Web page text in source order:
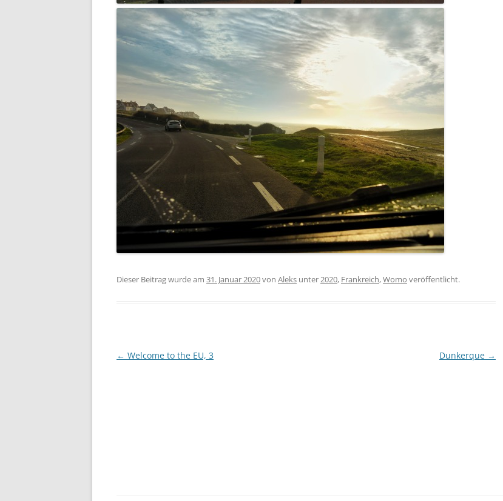
Dieser Beitrag wurde am 31. Januar 2020von Aleks unter2020, Frankreich,Womo veröffentlicht.
Beitragsnavigation
← Welcome to the EU, 3 Dunkerque →